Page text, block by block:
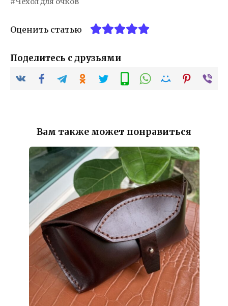
Оценить статью
Поделитесь с друзьями
Вам также может понравиться